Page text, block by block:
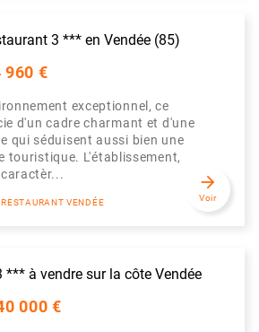
3 *** en Vendée (85)
960 €
exceptionnel, ce
d'un cadre charmant et d'une
qui séduisent aussi bien une
touristique. L'établissement,
VENDÉE
arrow_forward
Voir
*** à vendre sur la côte Vendée
000 €